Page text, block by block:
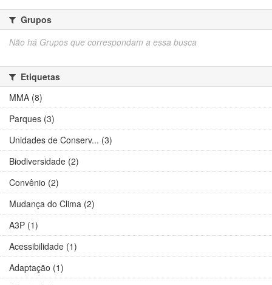
Grupos
Não há Grupos que correspondam a essa busca
Etiquetas
MMA (8)
Parques (3)
Unidades de Conserv... (3)
Biodiversidade (2)
Convênio (2)
Mudança do Clima (2)
A3P (1)
Acessibilidade (1)
Adaptação (1)